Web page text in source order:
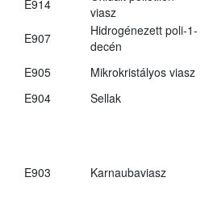
E914
viasz
E907
Hidrogénezett poli-1-
decén
E905 Mikrokristályos viasz
E904
Sellak
E903 Karnaubaviasz